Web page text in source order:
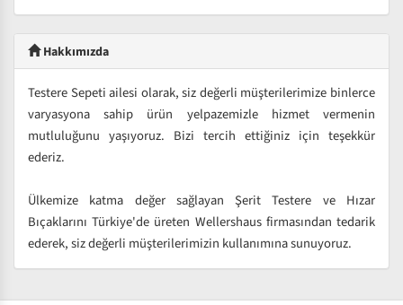
Hakkımızda
Testere Sepeti ailesi olarak, siz değerli müşterilerimize binlerce
varyasyona sahip ürün yelpazemizle hizmet vermenin
mutluluğunu yaşıyoruz. Bizi tercih ettiğiniz için teşekkür
ederiz.
Ülkemize katma değer sağlayan Şerit Testere ve Hızar
Bıçaklarını Türkiye'de üreten Wellershaus firmasından tedarik
ederek, siz değerli müşterilerimizin kullanımına sunuyoruz.